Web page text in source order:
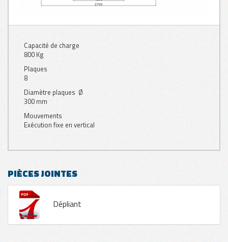
Capacité de charge
800 Kg
Plaques
8
Diamètre plaques Ø
300 mm
Mouvements
Exécution fixe en vertical
PIÈCES JOINTES
Dépliant